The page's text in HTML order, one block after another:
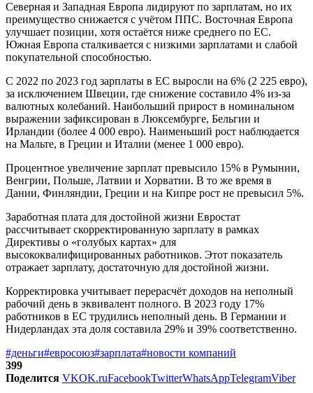
Северная и Западная Европа лидируют по зарплатам, но их
преимущество снижается с учётом ППС. Восточная Европа
улучшает позиции, хотя остаётся ниже среднего по ЕС.
Южная Европа сталкивается с низкими зарплатами и слабой
покупательной способностью.
С 2022 по 2023 год зарплаты в ЕС выросли на 6% (2 225 евро),
за исключением Швеции, где снижение составило 4% из-за
валютных колебаний. Наибольший прирост в номинальном
выражении зафиксирован в Люксембурге, Бельгии и
Ирландии (более 4 000 евро). Наименьший рост наблюдается
на Мальте, в Греции и Италии (менее 1 000 евро).
Процентное увеличение зарплат превысило 15% в Румынии,
Венгрии, Польше, Латвии и Хорватии. В то же время в
Дании, Финляндии, Греции и на Кипре рост не превысил 5%.
Заработная плата для достойной жизни Евростат
рассчитывает скорректированную зарплату в рамках
Директивы о «голубых картах» для
высококвалифицированных работников. Этот показатель
отражает зарплату, достаточную для достойной жизни.
Корректировка учитывает перерасчёт доходов на неполный
рабочий день в эквивалент полного. В 2023 году 17%
работников в ЕС трудились неполный день. В Германии и
Нидерландах эта доля составила 29% и 39% соответственно.
#деньги#евросоюз#зарплата#новости компаний
399
Поделится VKOK.ruFacebookTwitterWhatsAppTelegramViber